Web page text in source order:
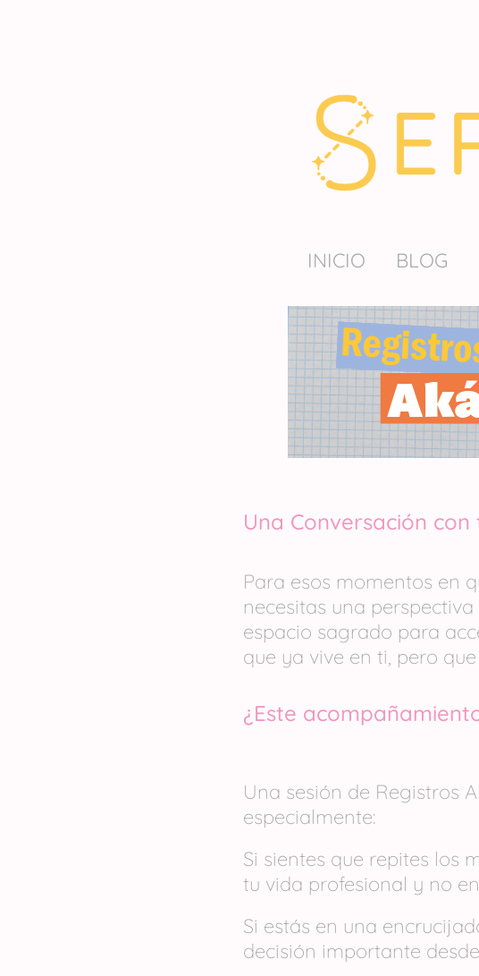
INICIO BLOG
Una Conversación con
Para esos momentos en
necesitas una
espacio sagrado para
que ya vive en ti, pero
¿Este
Una sesión de Registros
especialmente:
Si sientes que repites los
tu vida profesional y no
Si estás en una
decisión importante